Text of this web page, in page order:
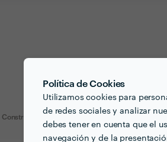
Política de Cookies
Utilizamos cookies para
de redes sociales y analizar
debes tener en cuenta que el
navegación y de la
Construcciones Actur 3000